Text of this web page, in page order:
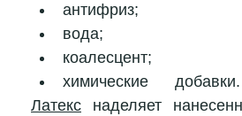
антифриз;
вода;
коалесцент;
химические      добавки.
Латекс наделяет